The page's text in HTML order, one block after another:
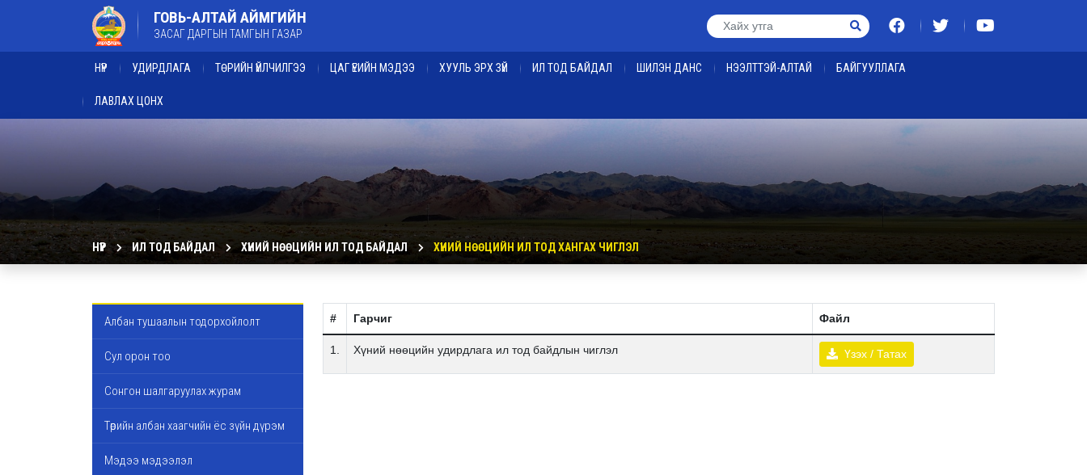
ГОВЬ-АЛТАЙ АЙМГИЙН
ЗАСАГ ДАРГЫН ТАМГЫН ГАЗАР
НҮҮР УДИРДЛАГА ТӨРИЙН ҮЙЛЧИЛГЭЭ ЦАГ ҮЕИЙН МЭДЭЭ ХУУЛЬ ЭРХ ЗҮЙ ИЛ ТОД БАЙДАЛ ШИЛЭН ДАНС НЭЭЛТТЭЙ-АЛТАЙ БАЙГУУЛЛАГА
ЛАВЛАХ ЦОНХ
НҮҮР ИЛ ТОД БАЙДАЛ ХҮНИЙ НӨӨЦИЙН ИЛ ТОД БАЙДАЛ ХҮНИЙ НӨӨЦИЙН ИЛ ТОД ХАНГАХ ЧИГЛЭЛ
Албан тушаалын тодорхойлолт
Сул орон тоо
Сонгон шалгаруулах журам
Төрийн албан хаагчийн ёс зүйн дүрэм
Мэдээ мэдээлэл
# Гарчиг Файл
1. Хүний нөөцийн удирдлага ил тод байдлын чиглэл Үзэх / Татах